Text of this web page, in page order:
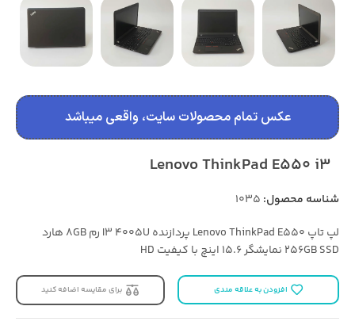
عکس تمام محصولات سایت، واقعی میباشد
Lenovo ThinkPad E550 i3
شناسه محصول: 1035
لپ تاپ Lenovo ThinkPad E550 پردازنده I3 4005U رم 8GB هارد
256GB SSD نمایشگر 15.6 اینچ با کیفیت HD
افزودن به علاقه مندی برای مقایسه اضافه کنید